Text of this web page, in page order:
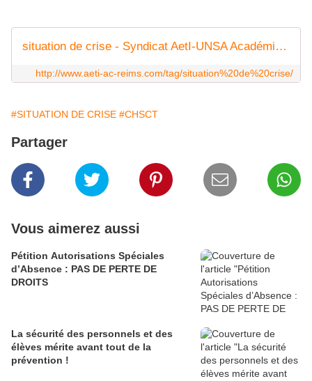
situation de crise - Syndicat AetI-UNSA Académie Reims
http://www.aeti-ac-reims.com/tag/situation%20de%20crise/
#SITUATION DE CRISE #CHSCT
Partager
Vous aimerez aussi
Pétition Autorisations Spéciales
d’Absence : PAS DE PERTE DE
DROITS
La sécurité des personnels et des
élèves mérite avant tout de la
prévention !